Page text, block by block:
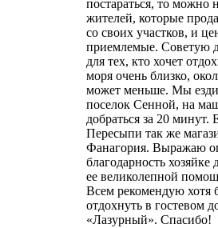
постараться, то можно
жителей, которые
со своих участков, и
приемлемые. Советую
для тех, кто хочет
моря очень близко,
может меньше. Мы
поселок Сенной, на
добраться за 20 минут.
Пересыпи так же
Фанагория. Выражаю
благодарность хозяйке
ее великолепной
Всем рекомендую хотя
отдохнуть в гостевом
«Лазурный». Спасибо!